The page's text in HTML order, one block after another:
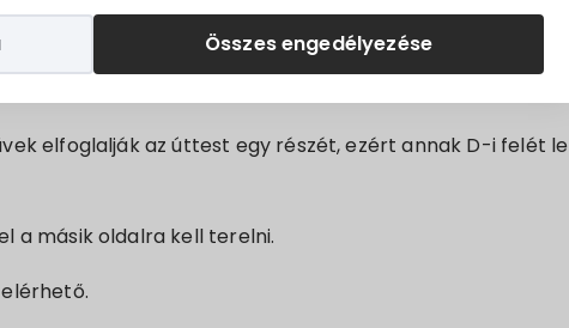
Összes engedélyezése
zöldsáv és járda felbontásával végzik.
elfoglalják az úttest egy részét, ezért annak D-i felét le
a másik oldalra kell terelni.